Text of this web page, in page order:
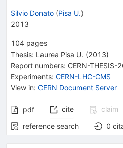
Silvio Donato (Pisa U.)
2013
104 pages
Thesis: Laurea Pisa U. (2013)
Report numbers: CERN-THESIS-
Experiments: CERN-LHC-CMS
View in: CERN Document Server
pdf cite
claim
reference search
0